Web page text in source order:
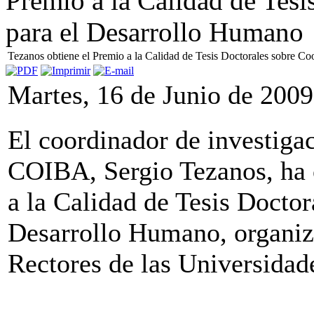
para el Desarrollo Humano
Tezanos obtiene el Premio a la Calidad de Tesis Doctorales sobre
Martes, 16 de Junio de 2009
El coordinador de
COIBA, Sergio Tezanos,
a la Calidad de Tesis
Desarrollo Humano,
Rectores de las